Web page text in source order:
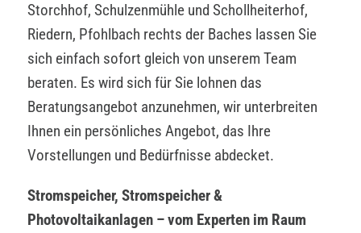
Storchhof, Schulzenmühle und Schollheiterhof,
Riedern, Pfohlbach rechts der Baches lassen Sie
sich einfach sofort gleich von unserem Team
beraten. Es wird sich für Sie lohnen das
Beratungsangebot anzunehmen, wir unterbreiten
Ihnen ein persönliches Angebot, das Ihre
Vorstellungen und Bedürfnisse abdecket.
Stromspeicher, Stromspeicher &
Photovoltaikanlagen – vom Experten im Raum